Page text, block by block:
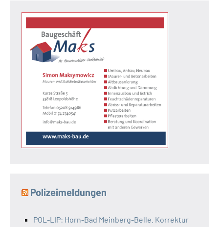
Polizeimeldungen
POL-LIP: Horn-Bad Meinberg-Belle. Korrektur